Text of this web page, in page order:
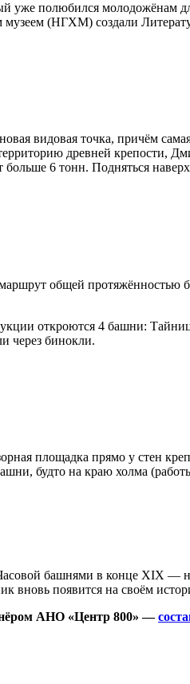
уже полюбился молодожёнам
(НГХМ) создали
видовая точка, причём
древней крепости,
6 тонн. Подняться
маршрут общей
откроются 4 башни:
через бинокли.
площадка прямо у стен
будто на краю холма
башнями в конце XIX —
вновь появится на своём
АНО «Центр 800» —